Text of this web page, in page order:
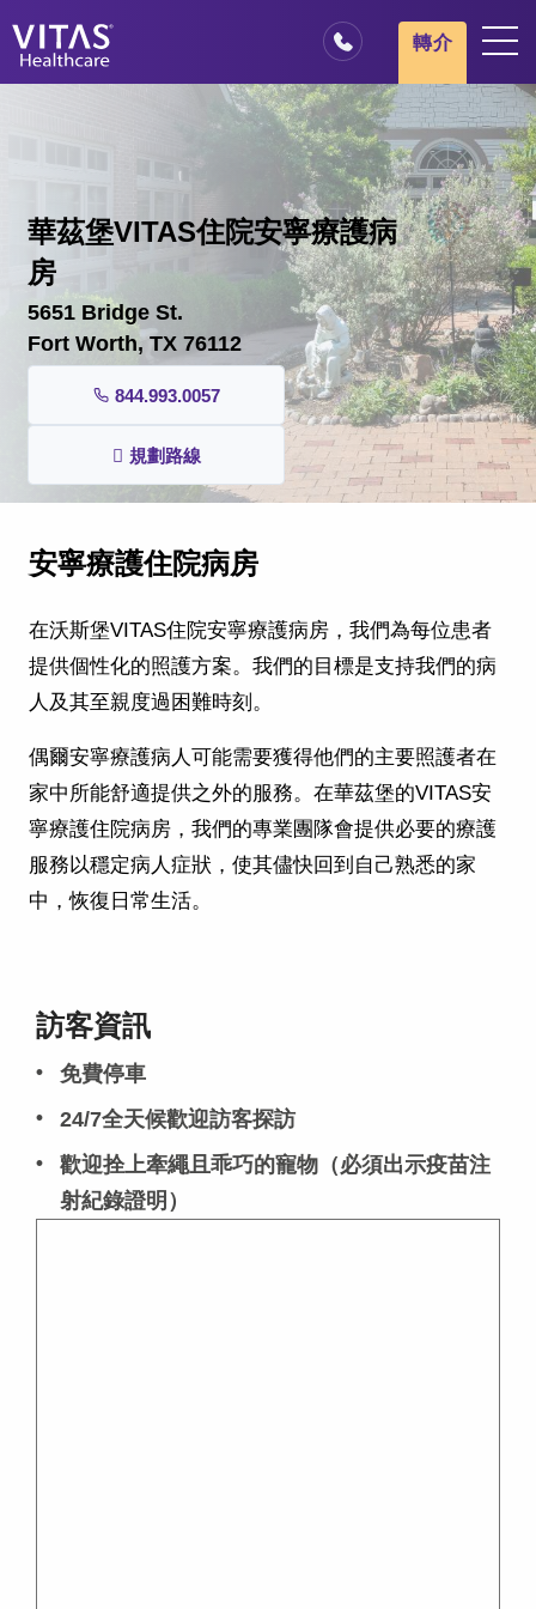
安寧療護基本概述
醫療服務專業人員
轉介
華茲堡VITAS住院安寧療護病
房
5651 Bridge St.
Fort Worth, TX 76112
844.993.0057
規劃路線
安寧療護住院病房
在沃斯堡VITAS住院安寧療護病房，我們為每位患者
提供個性化的照護方案。我們的目標是支持我們的病
人及其至親度過困難時刻。
偶爾安寧療護病人可能需要獲得他們的主要照護者在
家中所能舒適提供之外的服務。在華茲堡的VITAS安
寧療護住院病房，我們的專業團隊會提供必要的療護
服務以穩定病人症狀，使其儘快回到自己熟悉的家
中，恢復日常生活。
訪客資訊
免費停車
24/7全天候歡迎訪客探訪
歡迎拴上牽繩且乖巧的寵物（必須出示疫苗注
射紀錄證明）